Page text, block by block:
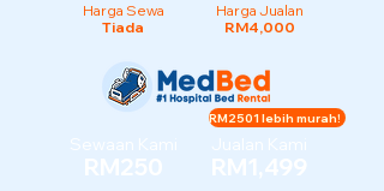
Harga Sewa
Tiada
Harga Jualan
RM4,000
Sewaan Kami
RM250
Jualan Kami
RM1,499
RM2501 lebih murah!